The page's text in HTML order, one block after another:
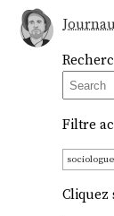
Filtre
sociologue